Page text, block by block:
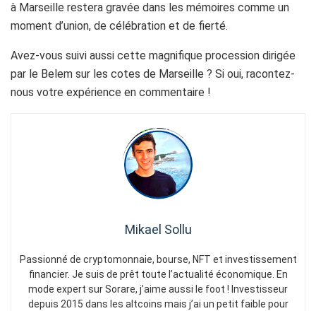
à Marseille restera gravée dans les mémoires comme un
moment d’union, de célébration et de fierté.
Avez-vous suivi aussi cette magnifique procession dirigée
par le Belem sur les cotes de Marseille ? Si oui, racontez-
nous votre expérience en commentaire !
Mikael Sollu
Passionné de cryptomonnaie, bourse, NFT et investissement
financier. Je suis de prêt toute l’actualité économique. En
mode expert sur Sorare, j’aime aussi le foot ! Investisseur
depuis 2015 dans les altcoins mais j’ai un petit faible pour